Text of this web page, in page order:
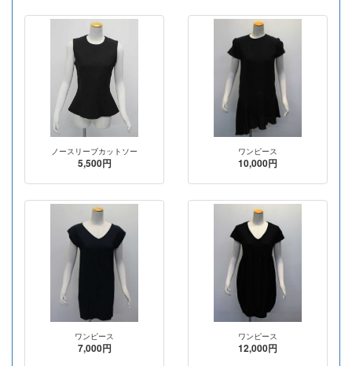
ノースリーブカットソー
5,500円
ワンピース
10,000円
ワンピース
7,000円
ワンピース
12,000円